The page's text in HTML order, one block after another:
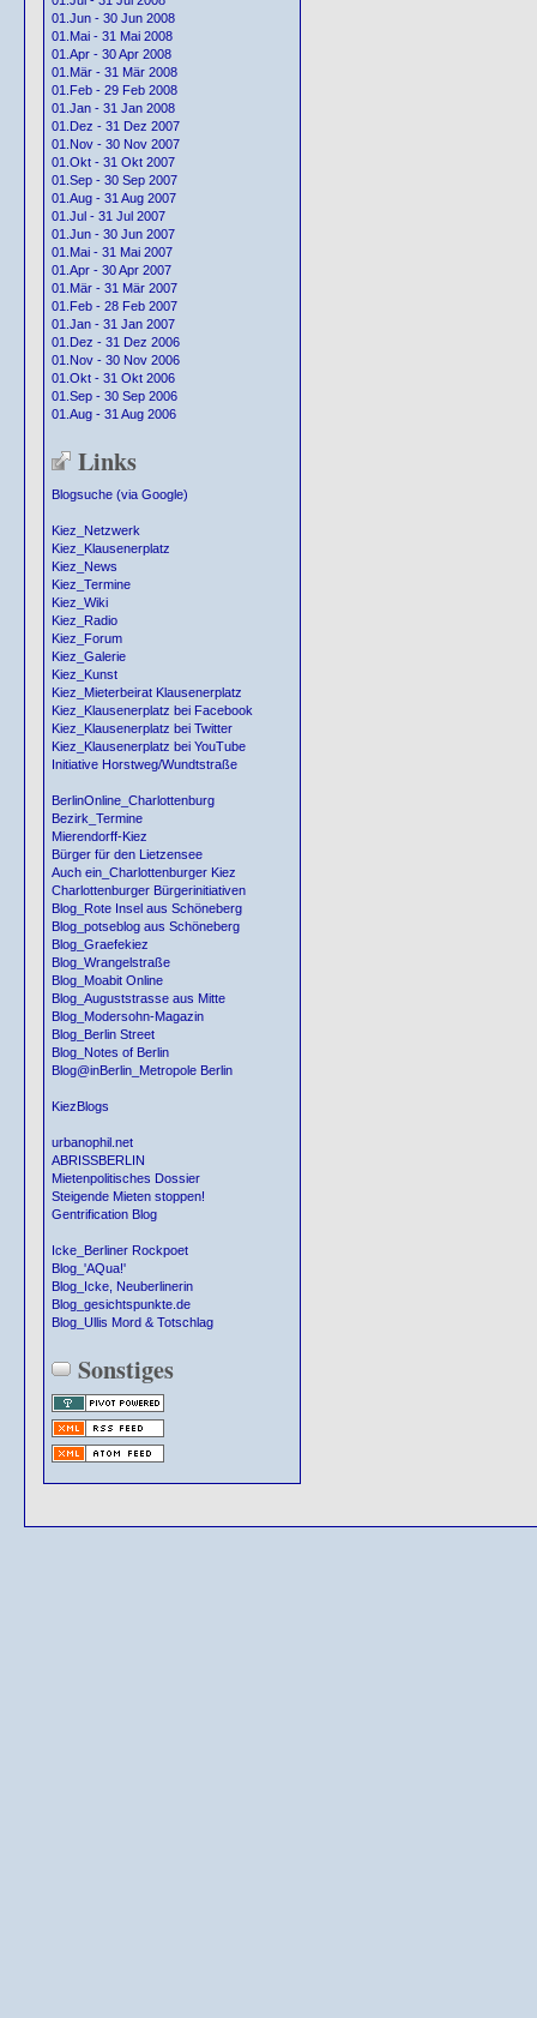
01.Jun - 30 Jun 2008
01.Mai - 31 Mai 2008
01.Apr - 30 Apr 2008
01.Mär - 31 Mär 2008
01.Feb - 29 Feb 2008
01.Jan - 31 Jan 2008
01.Dez - 31 Dez 2007
01.Nov - 30 Nov 2007
01.Okt - 31 Okt 2007
01.Sep - 30 Sep 2007
01.Aug - 31 Aug 2007
01.Jul - 31 Jul 2007
01.Jun - 30 Jun 2007
01.Mai - 31 Mai 2007
01.Apr - 30 Apr 2007
01.Mär - 31 Mär 2007
01.Feb - 28 Feb 2007
01.Jan - 31 Jan 2007
01.Dez - 31 Dez 2006
01.Nov - 30 Nov 2006
01.Okt - 31 Okt 2006
01.Sep - 30 Sep 2006
01.Aug - 31 Aug 2006
Links
Blogsuche (via Google)
Kiez_Netzwerk
Kiez_Klausenerplatz
Kiez_News
Kiez_Termine
Kiez_Wiki
Kiez_Radio
Kiez_Forum
Kiez_Galerie
Kiez_Kunst
Kiez_Mieterbeirat Klausenerplatz
Kiez_Klausenerplatz bei Facebook
Kiez_Klausenerplatz bei Twitter
Kiez_Klausenerplatz bei YouTube
Initiative Horstweg/Wundtstraße
BerlinOnline_Charlottenburg
Bezirk_Termine
Mierendorff-Kiez
Bürger für den Lietzensee
Auch ein_Charlottenburger Kiez
Charlottenburger Bürgerinitiativen
Blog_Rote Insel aus Schöneberg
Blog_potseblog aus Schöneberg
Blog_Graefekiez
Blog_Wrangelstraße
Blog_Moabit Online
Blog_Auguststrasse aus Mitte
Blog_Modersohn-Magazin
Blog_Berlin Street
Blog_Notes of Berlin
Blog@inBerlin_Metropole Berlin
KiezBlogs
urbanophil.net
ABRISSBERLIN
Mietenpolitisches Dossier
Steigende Mieten stoppen!
Gentrification Blog
Icke_Berliner Rockpoet
Blog_'AQua!'
Blog_Icke, Neuberlinerin
Blog_gesichtspunkte.de
Blog_Ullis Mord & Totschlag
Sonstiges